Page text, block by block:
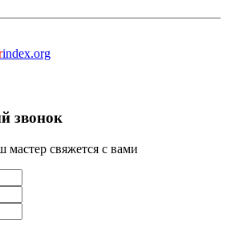
index.org
звонок
мастер свяжется с вами